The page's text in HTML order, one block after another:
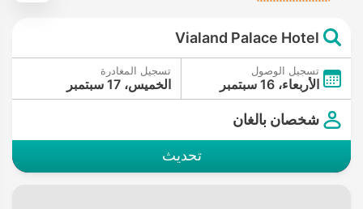
Vialand Palace Hotel
تسجيل الوصول
الأربعاء، 16 سبتمبر
تسجيل المغادرة
الخميس، 17 سبتمبر
شخصان بالغان
تحديث